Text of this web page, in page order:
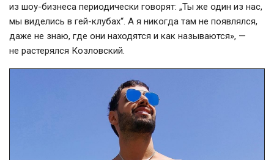
из шоу-бизнеса периодически говорят: „Ты же один из нас,
мы виделись в гей-клубах“. А я никогда там не появлялся,
даже не знаю, где они находятся и как называются», —
не растерялся Козловский.